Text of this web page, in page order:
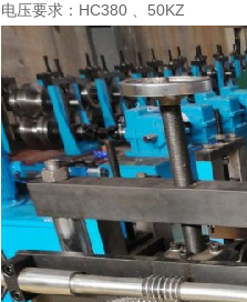
电压要求：HC380 、50KZ